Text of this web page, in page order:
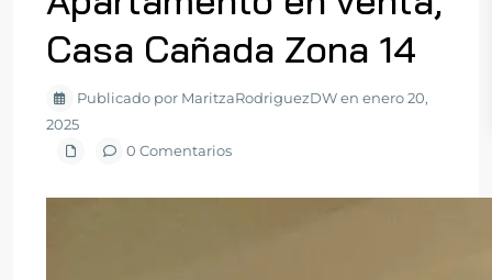
Casa Cañada Zona 14
Publicado por MaritzaRodriguezDW en enero 20,
2025
0 Comentarios